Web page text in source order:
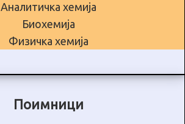
Аналитичка хемија
Биохемија
Физичка хемија
Поимници